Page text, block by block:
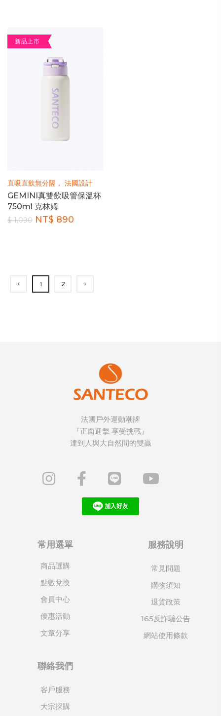
新品上市
直吸直飲無分隔， 法國設計
GEMINI真雙飲吸管保溫杯
750ml 克林姆
$ 1,090 NT$ 890
1 2
法國戶外運動潮牌
『正面迎擊 享受挑戰』
達到人與大自然間的雙贏
常用選單
商品選購
點數兌換
會員中心
優惠活動
文章分享
服務說明
常見問題
購物須知
退貨政策
165反詐騙公告
網站使用條款
聯絡我們
客戶服務
大宗採購